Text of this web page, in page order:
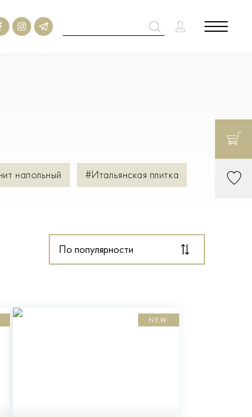
напольный #Итальянская плитка
По популярности
NEW